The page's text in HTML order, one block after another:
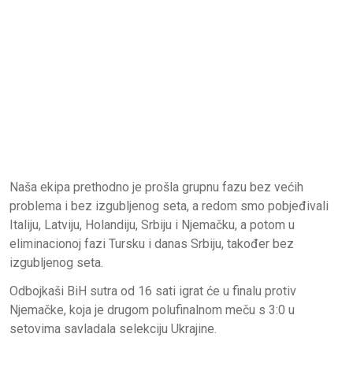
Naša ekipa prethodno je prošla grupnu fazu bez većih
problema i bez izgubljenog seta, a redom smo pobjeđivali
Italiju, Latviju, Holandiju, Srbiju i Njemačku, a potom u
eliminacionoj fazi Tursku i danas Srbiju, također bez
izgubljenog seta.
Odbojkaši BiH sutra od 16 sati igrat će u finalu protiv
Njemačke, koja je drugom polufinalnom meču s 3:0 u
setovima savladala selekciju Ukrajine.